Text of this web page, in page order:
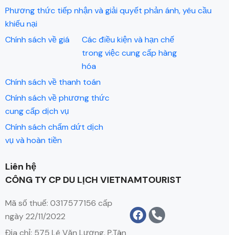
Phương thức tiếp nhận và giải quyết phản ánh, yêu cầu
khiếu nại
Chính sách về giá
Các điều kiện và hạn chế
trong việc cung cấp hàng
hóa
Chính sách về thanh toán
Chính sách về phương thức
cung cấp dịch vụ
Chính sách chấm dứt dịch
vụ và hoàn tiền
Liên hệ
CÔNG TY CP DU LỊCH VIETNAMTOURIST
Mã số thuế: 0317577156 cấp
ngày 22/11/2022
Địa chỉ: 575 Lê Văn Lương, P.Tân